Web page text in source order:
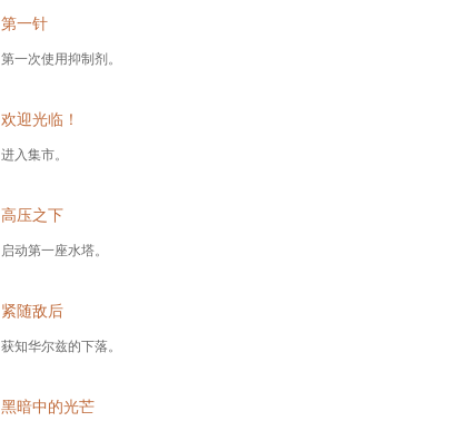
第一针
第一次使用抑制剂。
欢迎光临！
进入集市。
高压之下
启动第一座水塔。
紧随敌后
获知华尔兹的下落。
黑暗中的光芒